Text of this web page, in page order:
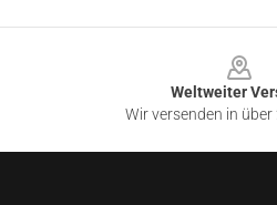
Weltweiter
Wir versenden in